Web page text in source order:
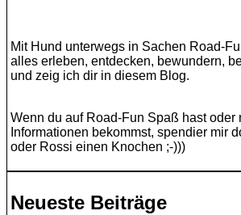
Mit Hund unterwegs in Sachen Road-
alles erleben, entdecken, bewundern,
und zeig ich dir in diesem Blog.
Wenn du auf Road-Fun Spaß hast oder
Informationen bekommst, spendier mir
oder Rossi einen Knochen ;-)))
Neueste Beiträge